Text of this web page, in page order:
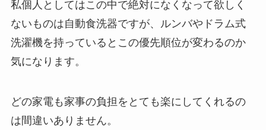
私個人としてはこの中で絶対になくなって欲しく
ないものは自動食洗器ですが、ルンバやドラム式
洗濯機を持っているとこの優先順位が変わるのか
気になります。
どの家電も家事の負担をとても楽にしてくれるの
は間違いありません。